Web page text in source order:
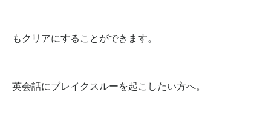
もクリアにすることができます。
英会話にブレイクスルーを起こしたい方へ。